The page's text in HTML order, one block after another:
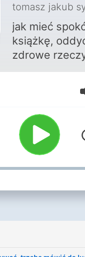
tomasz jakub
jak mieć
książkę,
zdrowe
malować
bariery,
Become a
podcast:
https://
mysli-sztuka-